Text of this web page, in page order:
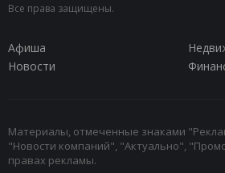
Все права защищены.
Афиша
Новости
Материалы, отмеченные знаками
"Новости компаний", "Актуально",
правах рекламы.